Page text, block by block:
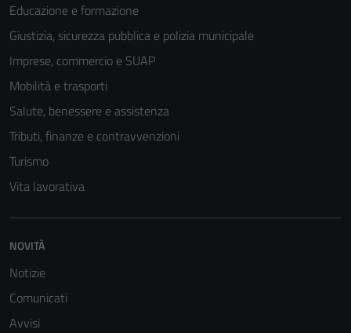
Educazione e formazione
Giustizia, sicurezza pubblica e polizia municipale
Imprese, commercio e SUAP
Mobilità e trasporti
Salute, benessere e assistenza
Tributi, finanze e contravvenzioni
Turismo
Vita lavorativa
NOVITÀ
Notizie
Comunicati
Avvisi